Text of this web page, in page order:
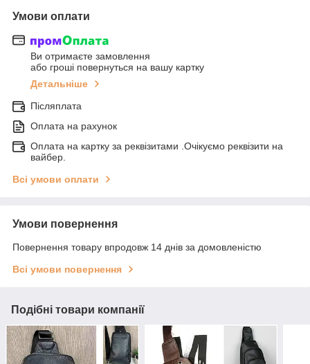
Умови оплати
Ви отримаєте замовлення
або гроші повернуться на вашу картку
Детальніше
Післяплата
Оплата на рахунок
Оплата на картку за реквізитами .Очікуємо реквізити на
вайбер.
Всі умови оплати
Умови повернення
Повернення товару впродовж 14 днів за домовленістю
Всі умови повернення
Подібні товари компанії